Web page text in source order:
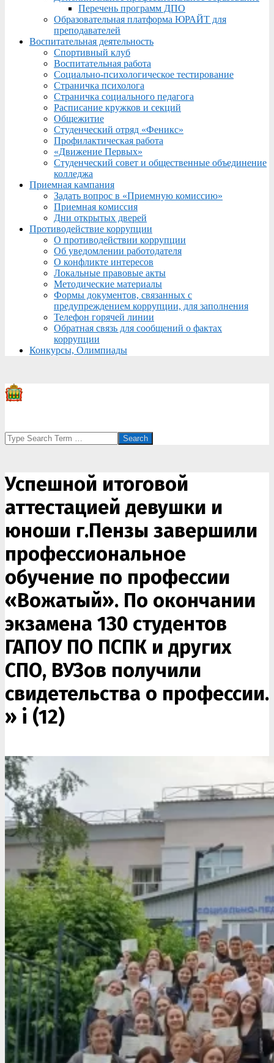
Перечень программ ДПО
Образовательная платформа ЮРАЙТ для
преподавателей
Воспитательная деятельность
Спортивный клуб
Воспитательная работа
Социально-психологическое тестирование
Страничка психолога
Страничка социального педагога
Расписание кружков и секций
Общежитие
Студенческий отряд «Феникс»
Профилактическая работа
«Движение Первых»
Студенческий совет и общественные объединение
колледжа
Приемная кампания
Задать вопрос в «Приемную комиссию»
Приемная комиссия
Дни открытых дверей
Противодействие коррупции
О противодействии коррупции
Об уведомлении работодателя
О конфликте интересов
Локальные правовые акты
Методические материалы
Формы документов, связанных с
предупреждением коррупции, для заполнения
Телефон горячей линии
Обратная связь для сообщений о фактах
коррупции
Конкурсы, Олимпиады
Search
Успешной итоговой
аттестацией девушки и
юноши г.Пензы завершили
профессиональное
обучение по профессии
«Вожатый». По окончании
экзамена 130 студентов
ГАПОУ ПО ПСПК и других
СПО, ВУЗов получили
свидетельства о профессии.
» i (12)